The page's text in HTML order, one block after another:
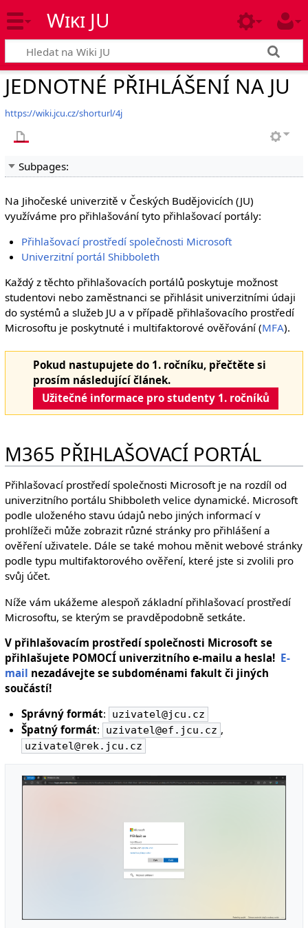
Wiki JU
JEDNOTNÉ PŘIHLÁŠENÍ NA JU
https://wiki.jcu.cz/shorturl/4j
Subpages:
Na Jihočeské univerzitě v Českých Budějovicích (JU)
využíváme pro přihlašování tyto přihlašovací portály:
Přihlašovací prostředí společnosti Microsoft
Univerzitní portál Shibboleth
Každý z těchto přihlašovacích portálů poskytuje možnost
studentovi nebo zaměstnanci se přihlásit univerzitními údaji
do systémů a služeb JU a v případě přihlašovacího prostředí
Microsoftu je poskytnuté i multifaktorové ověřování (MFA).
Pokud nastupujete do 1. ročníku, přečtěte si
prosím následující článek.
Užitečné informace pro studenty 1. ročníků
M365 PŘIHLAŠOVACÍ PORTÁL
Přihlašovací prostředí společnosti Microsoft je na rozdíl od
univerzitního portálu Shibboleth velice dynamické. Microsoft
podle uloženého stavu údajů nebo jiných informací v
prohlížeči může zobrazit různé stránky pro přihlášení a
ověření uživatele. Dále se také mohou měnit webové stránky
podle typu multifaktorového ověření, které jste si zvolili pro
svůj účet.
Níže vám ukážeme alespoň základní přihlašovací prostředí
Microsoftu, se kterým se pravděpodobně setkáte.
V přihlašovacím prostředí společnosti Microsoft se
přihlašujete POMOCÍ univerzitního e-mailu a hesla! E-
mail nezadávejte se subdoménami fakult či jiných
součástí!
Správný formát: uzivatel@jcu.cz
Špatný formát: uzivatel@ef.jcu.cz ,
uzivatel@rek.jcu.cz